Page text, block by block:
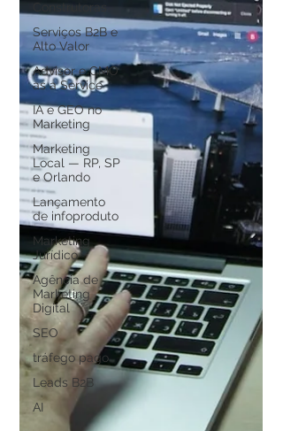
Construtoras
Serviços B2B e
Alto Valor
Advisor e CMO
as a Service
IA e GEO no
Marketing
Marketing
Local — RP, SP
e Orlando
Lançamento
de infoproduto
Marketing
Jurídico
Agência de
Marketing
Digital
SEO
tráfego pago
Leads B2B
AI